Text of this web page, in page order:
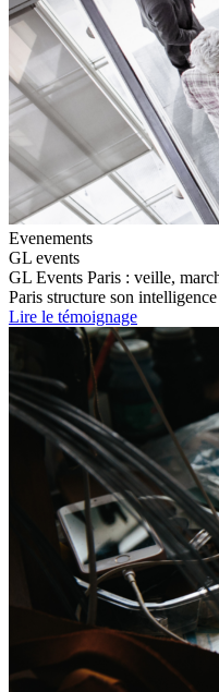
Evenements
GL events
GL Events Paris : veille,
Paris structure son
Lire le témoignage